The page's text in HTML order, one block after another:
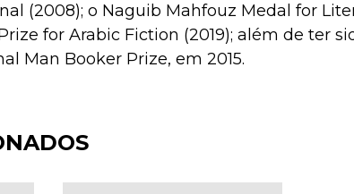
(2008); o Naguib Mahfouz Medal for
for Arabic Fiction (2019); além de ter
Man Booker Prize, em 2015.